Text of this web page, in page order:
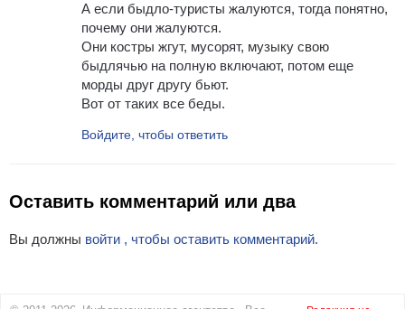
А если быдло-туристы жалуются, тогда понятно,
почему они жалуются.
Они костры жгут, мусорят, музыку свою
быдлячью на полную включают, потом еще
морды друг другу бьют.
Вот от таких все беды.
Войдите, чтобы ответить
Оставить комментарий или два
Вы должны войти , чтобы оставить комментарий.